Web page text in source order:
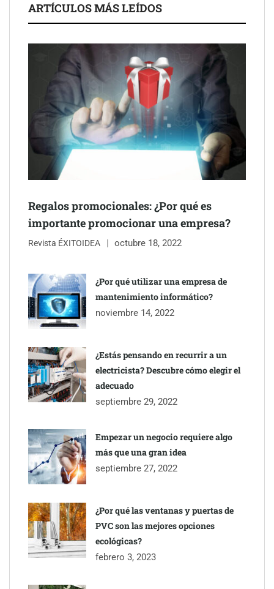
Schaeffler mejora su rentabilidad en el primer semestre de 2026
NOVA: innovación y diseño que transforman espacios de la
mano de Tormo Franquicias
ARTÍCULOS MÁS LEÍDOS
Regalos promocionales: ¿Por qué es
importante promocionar una empresa?
Revista ÉXITOIDEA octubre 18, 2022
¿Por qué utilizar una empresa de
mantenimiento informático?
noviembre 14, 2022
¿Estás pensando en recurrir a un
electricista? Descubre cómo elegir el
adecuado
septiembre 29, 2022
Empezar un negocio requiere algo
más que una gran idea
septiembre 27, 2022
¿Por qué las ventanas y puertas de
PVC son las mejores opciones
ecológicas?
febrero 3, 2023